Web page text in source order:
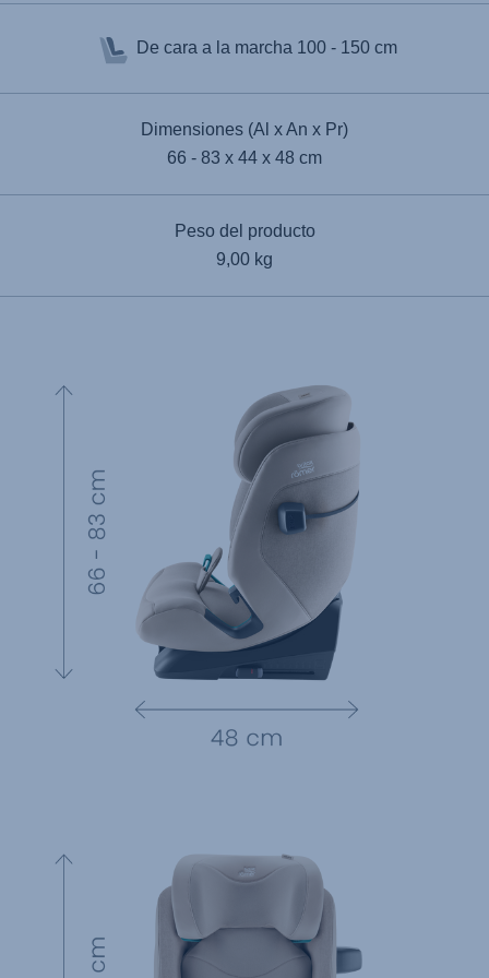
De cara a la marcha 100 - 150 cm
Dimensiones (Al x An x Pr)
66 - 83 x 44 x 48 cm
Peso del producto
9,00 kg